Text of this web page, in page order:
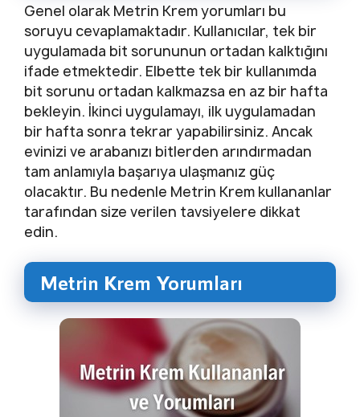
Genel olarak Metrin Krem yorumları bu
soruyu cevaplamaktadır. Kullanıcılar, tek bir
uygulamada bit sorununun ortadan kalktığını
ifade etmektedir. Elbette tek bir kullanımda
bit sorunu ortadan kalkmazsa en az bir hafta
bekleyin. İkinci uygulamayı, ilk uygulamadan
bir hafta sonra tekrar yapabilirsiniz. Ancak
evinizi ve arabanızı bitlerden arındırmadan
tam anlamıyla başarıya ulaşmanız güç
olacaktır. Bu nedenle Metrin Krem kullananlar
tarafından size verilen tavsiyelere dikkat
edin.
Metrin Krem Yorumları